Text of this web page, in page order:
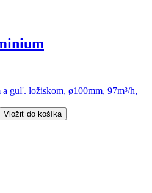
guľ. ložiskom, ø100mm, 97m³/h,
Vložiť do košíka